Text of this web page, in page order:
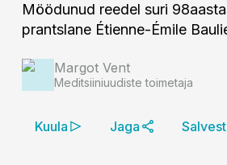
Möödunud reedel suri
prantslane Étienne-Émile
Margot Vent
Meditsiiniuudiste toimetaja
Kuula Jaga